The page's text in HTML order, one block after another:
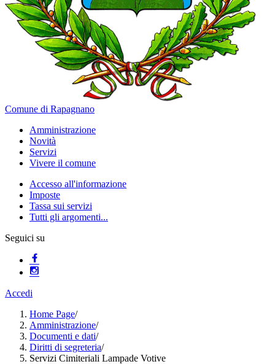
Comune di Rapagnano
Amministrazione
Novità
Servizi
Vivere il comune
Accesso all'informazione
Imposte
Tassa sui servizi
Tutti gli argomenti...
Seguici su
Accedi
Home Page/
Amministrazione/
Documenti e dati/
Diritti di segreteria/
Servizi Cimiteriali Lampade Votive